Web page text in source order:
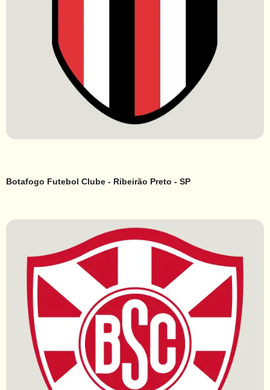
Botafogo Futebol Clube - Ribeirão Preto - SP